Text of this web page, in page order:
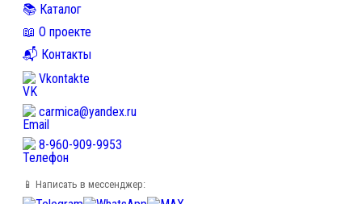
📚 Каталог
📖 О проекте
📬 Контакты
Vkontakte
carmica@yandex.ru
8-960-909-9953
📱 Написать в мессенджер: